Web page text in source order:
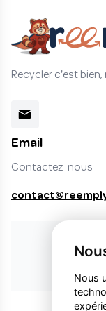
Nous
Recycler c'est bien,
Email
Contactez-nous